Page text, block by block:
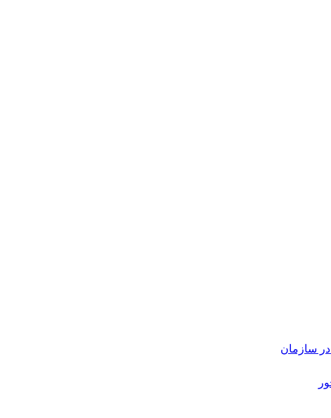
در سازمان